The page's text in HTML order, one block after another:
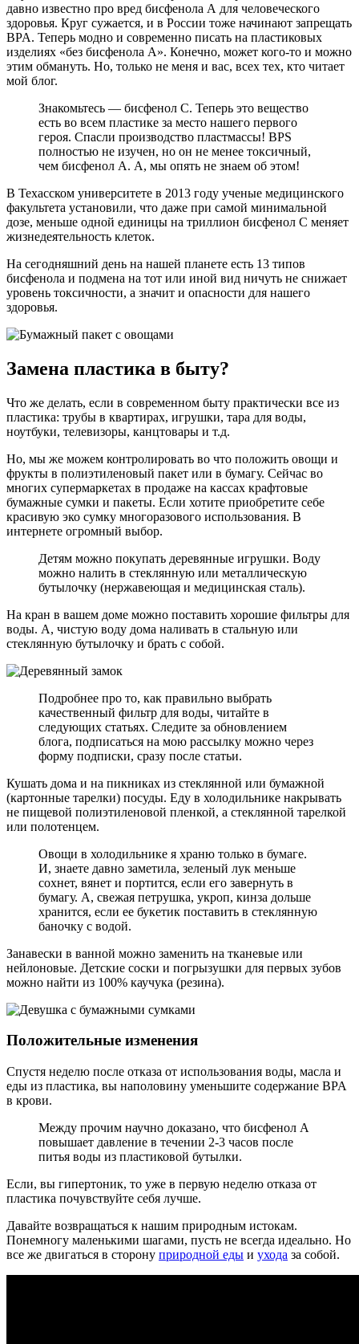
давно известно про вред бисфенола А для человеческого
здоровья. Круг сужается, и в России тоже начинают запрещать
BPA. Теперь модно и современно писать на пластиковых
изделиях «без бисфенола А». Конечно, может кого-то и можно
этим обмануть. Но, только не меня и вас, всех тех, кто читает
мой блог.
Знакомьтесь — бисфенол С. Теперь это вещество
есть во всем пластике за место нашего первого
героя. Спасли производство пластмассы! BPS
полностью не изучен, но он не менее токсичный,
чем бисфенол A. А, мы опять не знаем об этом!
В Техасском университете в 2013 году ученые медицинского
факультета установили, что даже при самой минимальной
дозе, меньше одной единицы на триллион бисфенол C меняет
жизнедеятельность клеток.
На сегодняшний день на нашей планете есть 13 типов
бисфенола и подмена на тот или иной вид ничуть не снижает
уровень токсичности, а значит и опасности для нашего
здоровья.
Замена пластика в быту?
Что же делать, если в современном быту практически все из
пластика: трубы в квартирах, игрушки, тара для воды,
ноутбуки, телевизоры, канцтовары и т.д.
Но, мы же можем контролировать во что положить овощи и
фрукты в полиэтиленовый пакет или в бумагу. Сейчас во
многих супермаркетах в продаже на кассах крафтовые
бумажные сумки и пакеты. Если хотите приобретите себе
красивую эко сумку многоразового использования. В
интернете огромный выбор.
Детям можно покупать деревянные игрушки. Воду
можно налить в стеклянную или металлическую
бутылочку (нержавеющая и медицинская сталь).
На кран в вашем доме можно поставить хорошие фильтры для
воды. А, чистую воду дома наливать в стальную или
стеклянную бутылочку и брать с собой.
Подробнее про то, как правильно выбрать
качественный фильтр для воды, читайте в
следующих статьях. Следите за обновлением
блога, подписаться на мою рассылку можно через
форму подписки, сразу после статьи.
Кушать дома и на пикниках из стеклянной или бумажной
(картонные тарелки) посуды. Еду в холодильнике накрывать
не пищевой полиэтиленовой пленкой, а стеклянной тарелкой
или полотенцем.
Овощи в холодильнике я храню только в бумаге.
И, знаете давно заметила, зеленый лук меньше
сохнет, вянет и портится, если его завернуть в
бумагу. А, свежая петрушка, укроп, кинза дольше
хранится, если ее букетик поставить в стеклянную
баночку с водой.
Занавески в ванной можно заменить на тканевые или
нейлоновые. Детские соски и погрызушки для первых зубов
можно найти из 100% каучука (резина).
Положительные изменения
Спустя неделю после отказа от использования воды, масла и
еды из пластика, вы наполовину уменьшите содержание BPA
в крови.
Между прочим научно доказано, что бисфенол А
повышает давление в течении 2-3 часов после
питья воды из пластиковой бутылки.
Если, вы гипертоник, то уже в первую неделю отказа от
пластика почувствуйте себя лучше.
Давайте возвращаться к нашим природным истокам.
Понемногу маленькими шагами, пусть не всегда идеально. Но
все же двигаться в сторону природной еды и ухода за собой.